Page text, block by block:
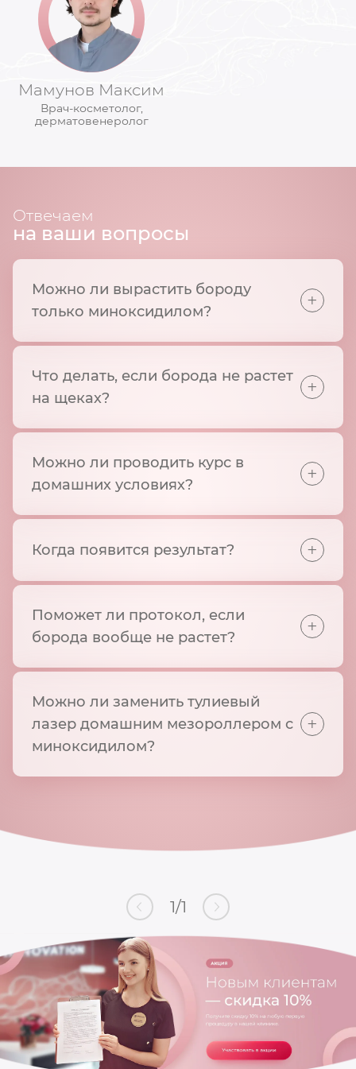
Мамунов Максим
Врач-косметолог,
дерматовенеролог
Отвечаем
на ваши вопросы
Можно ли вырастить бороду
только миноксидилом?
+
Что делать, если борода не растет
на щеках?
+
Можно ли проводить курс в
домашних условиях?
+
Когда появится результат? +
Поможет ли протокол, если
борода вообще не растет?
+
Можно ли заменить тулиевый
лазер домашним мезороллером с
миноксидилом?
+
1/1